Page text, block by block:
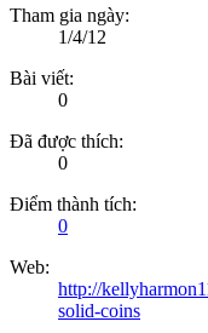
Tham gia ngày:
1/4/12
Bài viết:
0
Đã được thích:
0
Điểm thành tích:
0
Web:
http://
solid-coins